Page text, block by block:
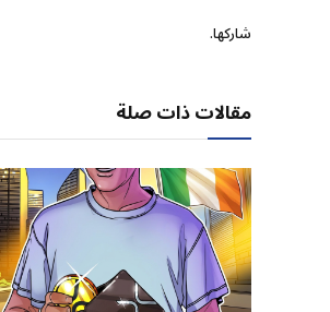
شاركها.
مقالات ذات صلة